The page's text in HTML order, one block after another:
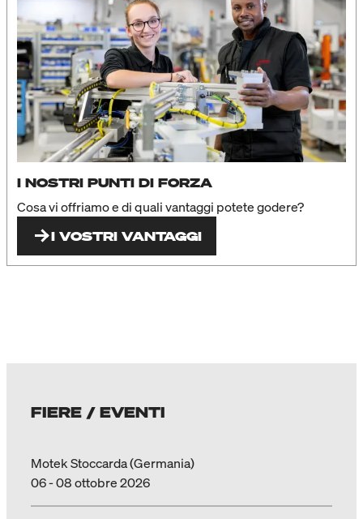
I NOSTRI PUNTI DI FORZA
Cosa vi offriamo e di quali vantaggi potete godere?
I VOSTRI VANTAGGI
FIERE / EVENTI
Motek Stoccarda (Germania)
06 - 08 ottobre 2026